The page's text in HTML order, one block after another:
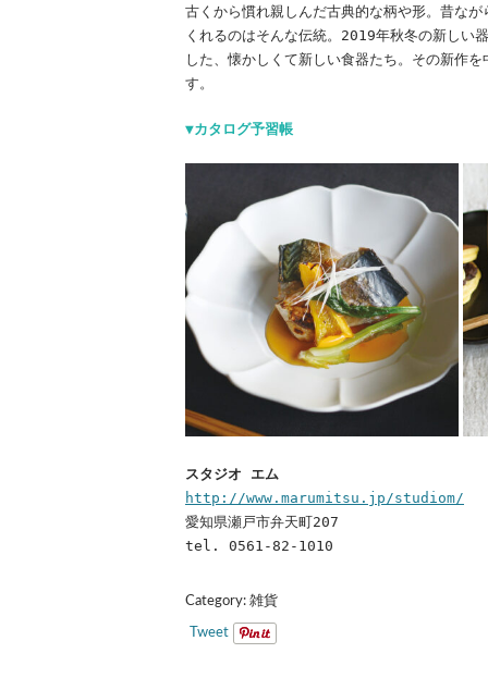
古くから慣れ親しんだ古典的な柄や形。昔な
くれるのはそんな伝統。2019年秋冬の新しい
した、懐かしくて新しい食器たち。その新作
す。
▼カタログ予習帳
スタジオ エム
http://www.marumitsu.jp/studiom/
愛知県瀬戸市弁天町207
tel. 0561-82-1010
Category: 雑貨
Tweet